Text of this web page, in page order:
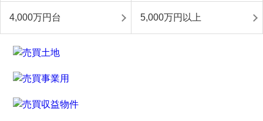
4,000万円台 5,000万円以上